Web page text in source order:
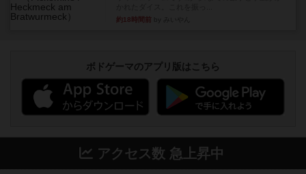
約18時間前
ボドゲーマのアプリ版はこちら
アクセス数 急上昇中